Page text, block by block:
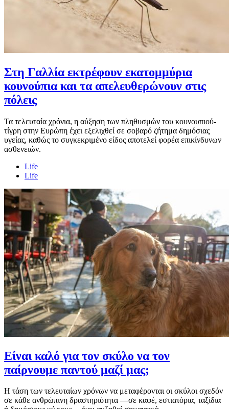
Στη Γαλλία εκτρέφουν εκατομμύρια
κουνούπια και τα απελευθερώνουν στις
πόλεις
Τα τελευταία χρόνια, η αύξηση των πληθυσμών του κουνουπιού-
τίγρη στην Ευρώπη έχει εξελιχθεί σε σοβαρό ζήτημα δημόσιας
υγείας, καθώς το συγκεκριμένο είδος αποτελεί φορέα επικίνδυνων
ασθενειών.
Life
Life
Είναι καλό για τον σκύλο να τον
παίρνουμε παντού μαζί μας;
Η τάση των τελευταίων χρόνων να μεταφέρονται οι σκύλοι σχεδόν
σε κάθε ανθρώπινη δραστηριότητα —σε καφέ, εστιατόρια, ταξίδια